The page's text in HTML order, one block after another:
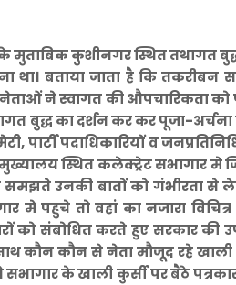
मुताबिक कुशीनगर स्थित तथागत
बताया जाता है कि तकरीबन
नेताओं ने स्वागत की औपचारिकता को
बुद्ध का दर्शन कर कर पूजा-अर्चना
पार्टी पदाधिकारियों व
मुख्यालय स्थित कलेक्ट्रेट सभागार
समझते उनकी बातों को गंभीरता
मे पहुचे तो वहां का नजारा
को संबोधित करते हुए सरकार की
कौन कौन से नेता मौजूद रहे खाली
के खाली कुर्सी पर बैठे